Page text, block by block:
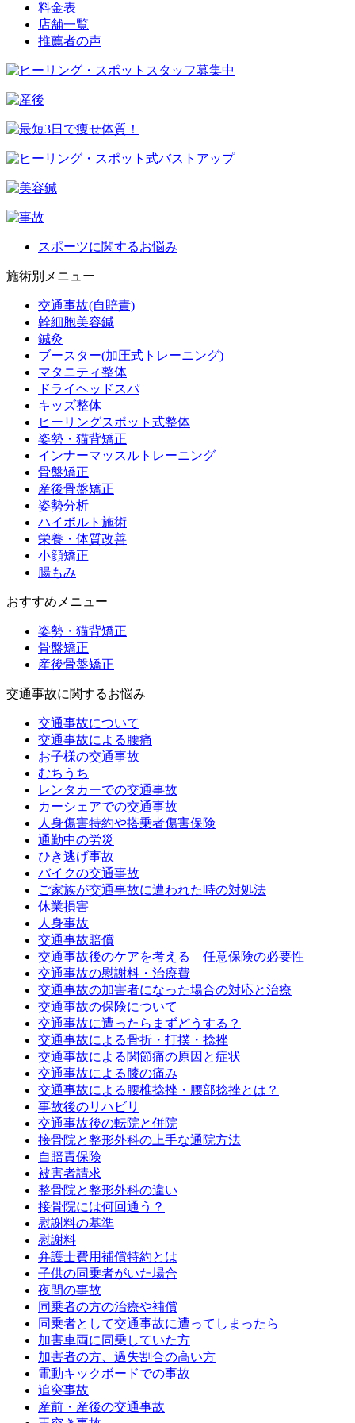
料金表
店舗一覧
推薦者の声
スポーツに関するお悩み
施術別メニュー
交通事故(自賠責)
幹細胞美容鍼
鍼灸
ブースター(加圧式トレーニング)
マタニティ整体
ドライヘッドスパ
キッズ整体
ヒーリングスポット式整体
姿勢・猫背矯正
インナーマッスルトレーニング
骨盤矯正
産後骨盤矯正
姿勢分析
ハイボルト施術
栄養・体質改善
小顔矯正
腸もみ
おすすめメニュー
姿勢・猫背矯正
骨盤矯正
産後骨盤矯正
交通事故に関するお悩み
交通事故について
交通事故による腰痛
お子様の交通事故
むちうち
レンタカーでの交通事故
カーシェアでの交通事故
人身傷害特約や搭乗者傷害保険
通勤中の労災
ひき逃げ事故
バイクの交通事故
ご家族が交通事故に遭われた時の対処法
休業損害
人身事故
交通事故賠償
交通事故後のケアを考える—任意保険の必要性
交通事故の慰謝料・治療費
交通事故の加害者になった場合の対応と治療
交通事故の保険について
交通事故に遭ったらまずどうする？
交通事故による骨折・打撲・捻挫
交通事故による関節痛の原因と症状
交通事故による膝の痛み
交通事故による腰椎捻挫・腰部捻挫とは？
事故後のリハビリ
交通事故後の転院と併院
接骨院と整形外科の上手な通院方法
自賠責保険
被害者請求
整骨院と整形外科の違い
接骨院には何回通う？
慰謝料の基準
慰謝料
弁護士費用補償特約とは
子供の同乗者がいた場合
夜間の事故
同乗者の方の治療や補償
同乗者として交通事故に遭ってしまったら
加害車両に同乗していた方
加害者の方、過失割合の高い方
電動キックボードでの事故
追突事故
産前・産後の交通事故